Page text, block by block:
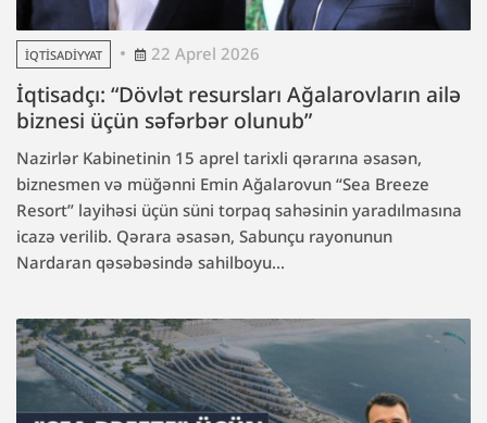
İQTISADIYYAT 22 Aprel 2026
İqtisadçı: “Dövlət resursları Ağalarovların ailə
biznesi üçün səfərbər olunub”
Nazirlər Kabinetinin 15 aprel tarixli qərarına əsasən,
biznesmen və müğənni Emin Ağalarovun “Sea Breeze
Resort” layihəsi üçün süni torpaq sahəsinin yaradılmasına
icazə verilib. Qərara əsasən, Sabunçu rayonunun
Nardaran qəsəbəsində sahilboyu...